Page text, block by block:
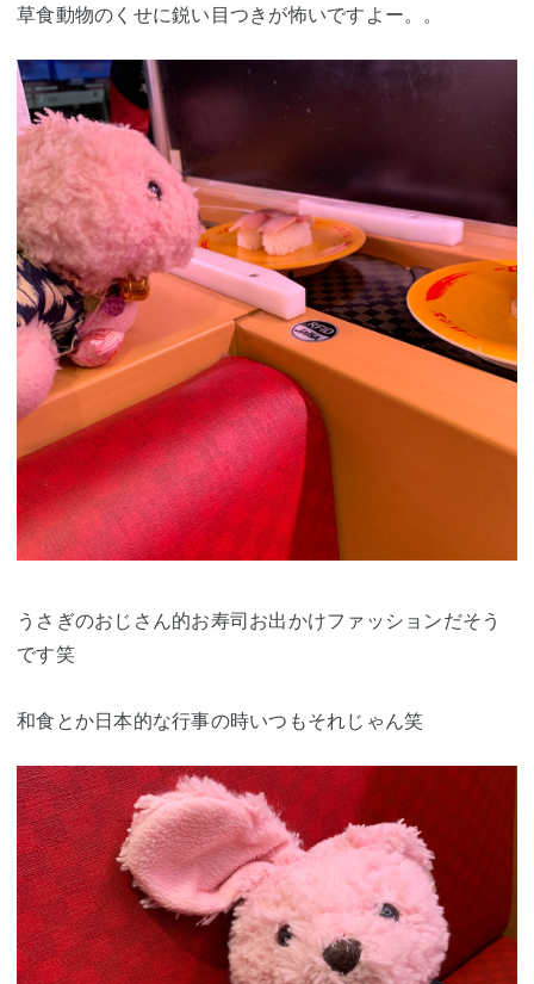
草食動物のくせに鋭い目つきが怖いですよー。。
うさぎのおじさん的お寿司お出かけファッションだそう
です笑
和食とか日本的な行事の時いつもそれじゃん笑